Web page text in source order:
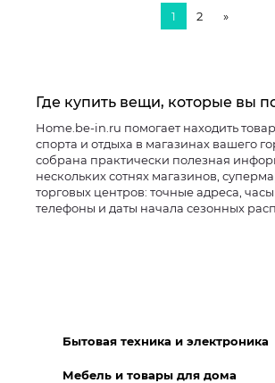
1 2 »
Где купить вещи, которые вы
Home.be-in.ru помогает находить
спорта и отдыха в магазинах вашего
собрана практически полезная
нескольких сотнях магазинов,
торговых центров: точные адреса,
телефоны и даты начала сезонных
Бытовая техника и электроника
Мебель и товары для дома